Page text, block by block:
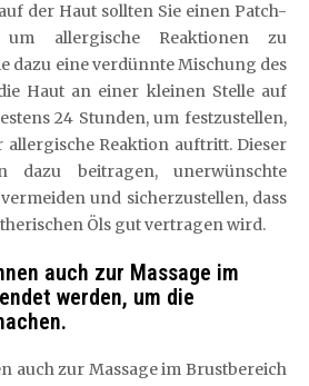
der Haut sollten Sie einen Patch-
allergische Reaktionen zu
dazu eine verdünnte Mischung des
Haut an einer kleinen Stelle auf
24 Stunden, um festzustellen,
allergische Reaktion auftritt. Dieser
dazu beitragen, unerwünschte
und sicherzustellen, dass
Öls gut vertragen wird.
auch zur Massage im
werden, um die
auch zur Massage im Brustbereich